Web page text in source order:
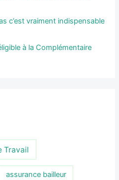
c’est vraiment indispensable
à la Complémentaire
Travail
assurance bailleur